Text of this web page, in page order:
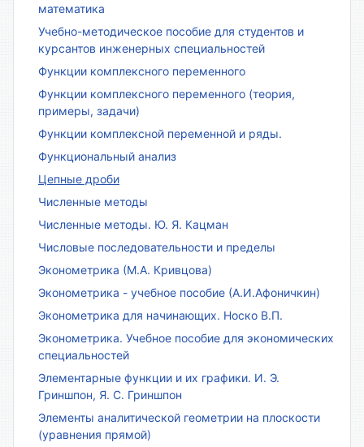
математика
Учебно-методическое пособие для студентов и
курсантов инженерных специальностей
Функции комплексного переменного
Функции комплексного переменного (теория,
примеры, задачи)
Функции комплексной переменной и ряды.
Функциональный анализ
Цепные дроби
Численные методы
Численные методы. Ю. Я. Кацман
Числовые последовательности и пределы
Эконометрика (М.А. Кривцова)
Эконометрика - учебное пособие (А.И.Афоничкин)
Эконометрика для начинающих. Носко В.П.
Эконометрика. Учебное пособие для экономических
специальностей
Элементарные функции и их графики. И. Э.
Гриншпон, Я. С. Гриншпон
Элементы аналитической геометрии на плоскости
(уравнения прямой)